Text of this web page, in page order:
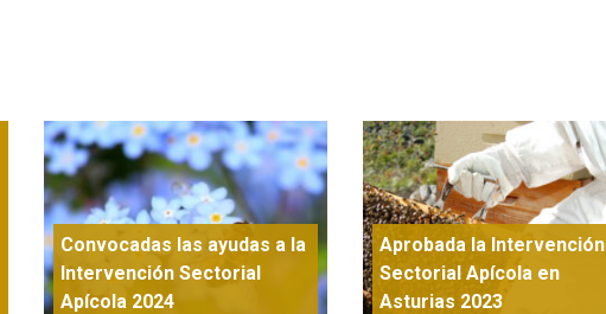
Convocadas las ayudas a la
Intervención Sectorial
Apícola 2024
Aprobada la Intervención
Sectorial Apícola en
Asturias 2023